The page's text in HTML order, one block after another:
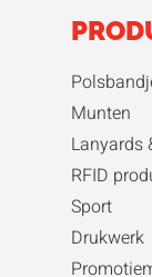
Munten
Lanyards
RFID
Sport
Drukwerk